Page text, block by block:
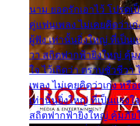
นาม ยอดรักเอาไว้ โปรดเ
คู่แฟนเพลง ไม่เคยคิดว่าเ
ผู้ฟัง เท่านั้นยิ่งใหญ่ ที่เป็น
วา สถิตฟากฟ้ายิ่งใหญ่ คุ้ม
ใจ ไว้เถิดว่า ตราบชั่วชีว
เพลง ไม่เคยคิดว่าเก่ง ห
เท่านั้นยิ่งใหญ่ ที่เป็นแรงใ
สถิตฟากฟ้ายิ่งใหญ่ คุ้มภัย